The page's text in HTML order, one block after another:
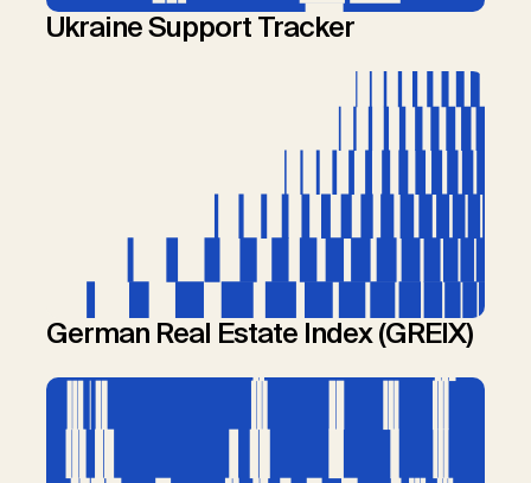
Ukraine Support Tracker
German Real Estate Index (GREIX)